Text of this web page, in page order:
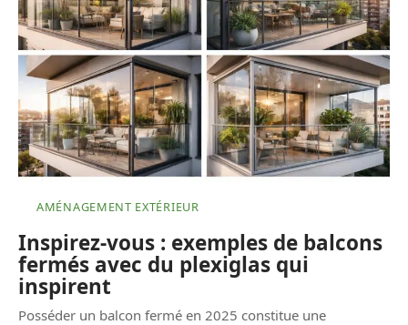
AMÉNAGEMENT EXTÉRIEUR
Inspirez-vous : exemples de balcons
fermés avec du plexiglas qui
inspirent
Posséder un balcon fermé en 2025 constitue une